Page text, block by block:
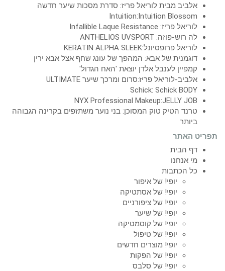
אלביב מבית לוריאל פריז: סדרת מסכות שיער חדשה
Intuition:Intuition Blossom
לוריאל פריז: Infallible Laque Resistance
לה רוש-פוזה: ANTHELIOS UVSPORT
לוריאל פרופסיונל:KERATIN ALPHA SLEEK
דוגמנית של אבא: המהפך של עונג שחף אצל אבא ירין
קמפיין לענבל אלדן יוצאת 'האח הגדול'
אלביב-לוריאל פריז:סרום ומרכך שיער ULTIMATE
Schick: Schick BODY
NYX Professional Makeup:JELLY JOB
טרנד הטיק טוק המסוכן: בני נוער משתזפים בקרינה הגבוהה
ביותר
תפריט האתר
דף הבית
מי אנחנו
כל הכתבות
יופי! של איפור
יופי! של אסתטיקה
יופי! של ציפורניים
יופי! של שיער
יופי! של קוסמטיקה
יופי! של טיפול
יופי! מוצרים חדשים
יופי! של הפקות
יופי! של סלבס